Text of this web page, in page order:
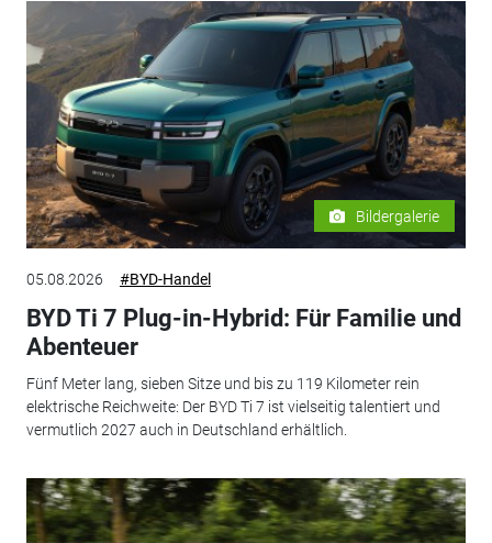
Bildergalerie
05.08.2026 #BYD-Handel
BYD Ti 7 Plug-in-Hybrid: Für Familie und
Abenteuer
Fünf Meter lang, sieben Sitze und bis zu 119 Kilometer rein
elektrische Reichweite: Der BYD Ti 7 ist vielseitig talentiert und
vermutlich 2027 auch in Deutschland erhältlich.